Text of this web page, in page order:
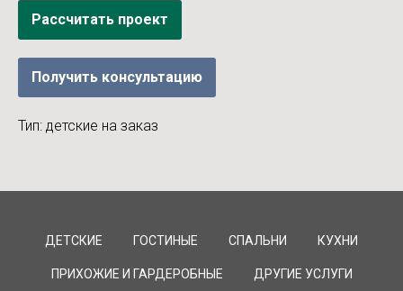
Рассчитать проект
Получить консультацию
Тип: детские на заказ
ДЕТСКИЕ ГОСТИНЫЕ СПАЛЬНИ КУХНИ
ПРИХОЖИЕ И ГАРДЕРОБНЫЕ ДРУГИЕ УСЛУГИ